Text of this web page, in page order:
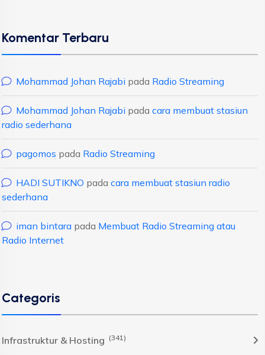
Komentar Terbaru
Mohammad Johan Rajabi pada Radio Streaming
Mohammad Johan Rajabi pada cara membuat stasiun
radio sederhana
pagomos pada Radio Streaming
HADI SUTIKNO pada cara membuat stasiun radio
sederhana
iman bintara pada Membuat Radio Streaming atau
Radio Internet
Categoris
Infrastruktur & Hosting (341)